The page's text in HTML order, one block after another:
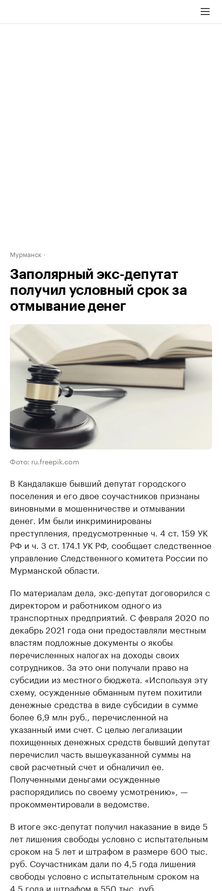
Мурманск
Заполярный экс-депутат
получил условный срок за
отмывание денег
Фото: ru.freepik.com
В Кандалакше бывший депутат городского
поселения и его двое соучастников признаны
виновными в мошенничестве и отмывании
денег. Им были инкриминированы
преступления, предусмотренные ч. 4 ст. 159 УК
РФ и ч. 3 ст. 174.1 УК РФ, сообщает следственное
управление Следственного комитета России по
Мурманской области.
По материалам дела, экс-депутат договорился с
директором и работником одного из
транспортных предприятий. С февраля 2020 по
декабрь 2021 года они предоставляли местным
властям подложные документы о якобы
перечисленных налогах на доходы своих
сотрудников. За это они получали право на
субсидии из местного бюджета. «Используя эту
схему, осужденные обманным путем похитили
денежные средства в виде субсидии в сумме
более 6,9 млн руб., перечисленной на
указанный ими счет. С целью легализации
похищенных денежных средств бывший депутат
перечислил часть вышеуказанной суммы на
свой расчетный счет и обналичил ее.
Полученными деньгами осужденные
распорядились по своему усмотрению», —
прокомментировали в ведомстве.
В итоге экс-депутат получил наказание в виде 5
лет лишения свободы условно с испытательным
сроком на 5 лет и штрафом в размере 600 тыс.
руб. Соучастникам дали по 4,5 года лишения
свободы условно с испытательным сроком на
4,5 года и штрафом в 550 тыс. руб.